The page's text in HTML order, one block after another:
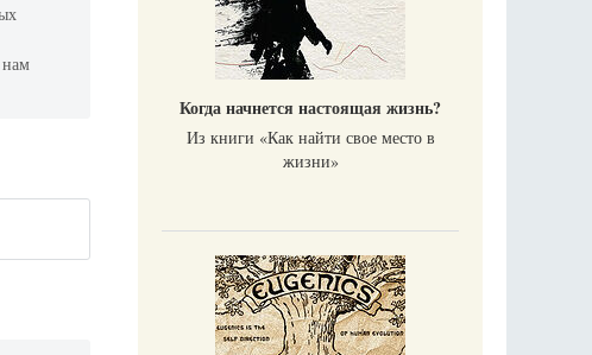
нам
Когда начнется настоящая жизнь?
Из книги «Как найти свое место в
жизни​»